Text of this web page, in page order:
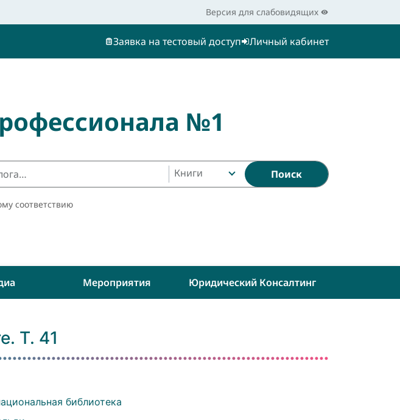
Версия для слабовидящих
Заявка на тестовый доступ Личный кабинет
№1
Книги Поиск
соответствию
Мероприятия Юридический Консалтинг
Т. 41
библиотека